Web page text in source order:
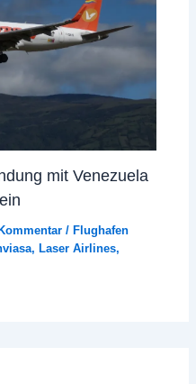
mit Venezuela
/ Flughafen
, Laser Airlines,